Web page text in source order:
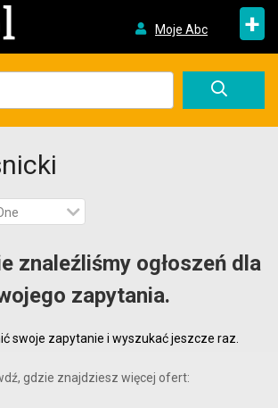
Moje Abc +
znaleźliśmy ogłoszeń dla
zapytania.
swoje zapytanie i wyszukać jeszcze raz.
gdzie znajdziesz więcej ofert: